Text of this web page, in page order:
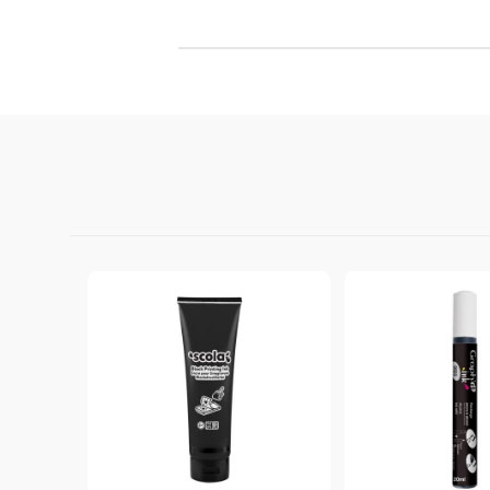
MEMENTO - Dye Ink Japan
VERSACRAFT - За текстил, дърво,
глина и други
VERSAMAGIC - Chalk ink,
Тебеширено мастило
BRILLIANCE - Пигментно мастило
ВОСЪЦИ